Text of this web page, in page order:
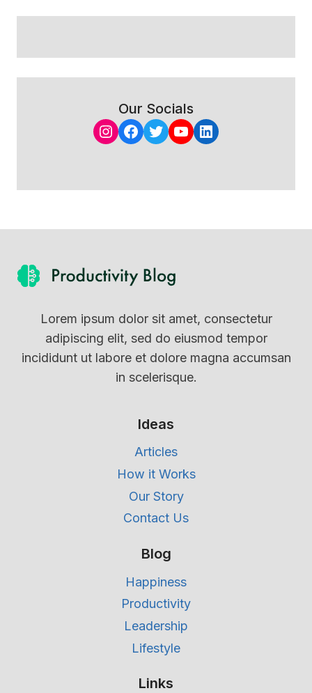
Our Socials
Instagram
Facebook
Twitter
YouTube
LinkedIn
Lorem ipsum dolor sit amet, consectetur
adipiscing elit, sed do eiusmod tempor
incididunt ut labore et dolore magna accumsan
in scelerisque.
Ideas
Articles
How it Works
Our Story
Contact Us
Blog
Happiness
Productivity
Leadership
Lifestyle
Links